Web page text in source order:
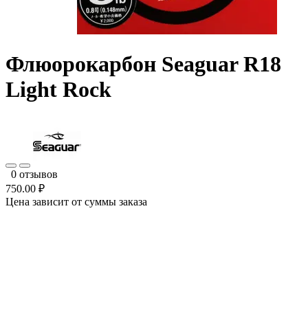
Флюорокарбон Seaguar R18
Light Rock
0 отзывов
750.00 ₽
Цена зависит от суммы заказа